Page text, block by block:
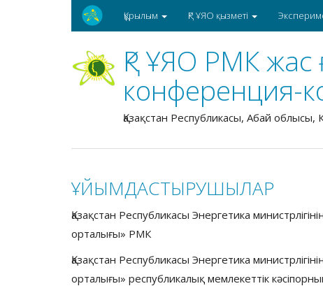
Құрылым ҚР ҰЯО қызметі
ҚР ҰЯО РМК
конференция-
Қазақстан Республикасы, Абай
ҰЙЫМДАСТЫРУШЫЛАР
Қазақстан Республикасы Энергетика
орталығы» РМК
Қазақстан Республикасы Энергетика
орталығы» республикалық мемлекеттік